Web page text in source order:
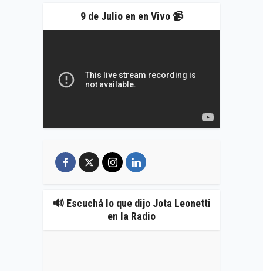
9 de Julio en en Vivo 📹
🔊 Escuchá lo que dijo Jota Leonetti
en la Radio